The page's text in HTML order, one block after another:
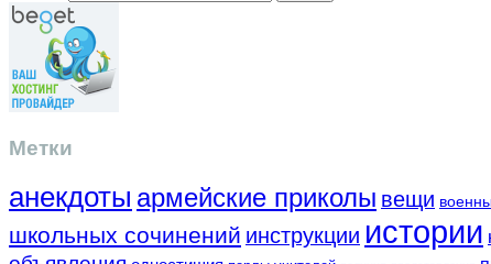
Метки
анекдоты армейские приколы вещи
школьных сочинений инструкции истории